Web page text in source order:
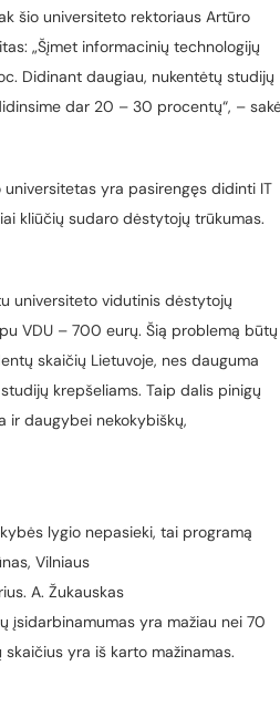
šio universiteto rektoriaus Artūro
„Šįmet informacinių technologijų
Didinant daugiau, nukentėtų studijų
dar 20 – 30 procentų“, –
yra pasirengęs didinti IT
kliūčių sudaro dėstytojų trūkumas.
universiteto vidutinis dėstytojų
VDU – 700 eurų. Šią problemą būtų
skaičių Lietuvoje, nes dauguma
krepšeliams. Taip dalis pinigų
ir daugybei nekokybiškų,
lygio nepasieki, tai programą
, Vilniaus
. A. Žukauskas
įsidarbinamumas yra mažiau nei 70
yra iš karto mažinamas.